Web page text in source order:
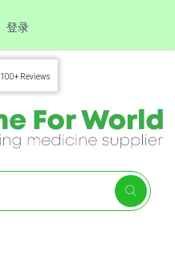
登录
100+ Reviews